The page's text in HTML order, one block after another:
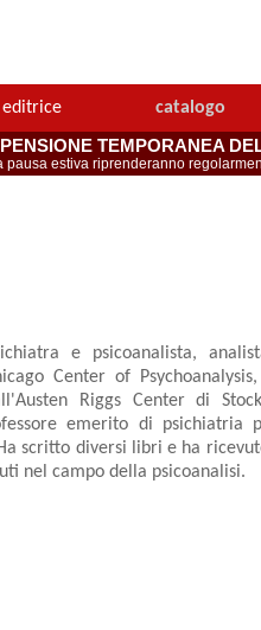
editrice catalogo
TEMPORANEA
estiva riprenderanno
e psicoanalista,
Center of
Riggs Center di
emerito di psichiatria
scritto diversi libri e ha
nel campo della psicoanalisi.